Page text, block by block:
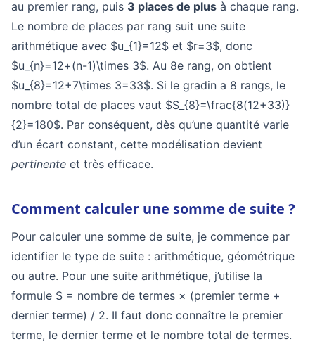
au premier rang, puis 3 places de plus à chaque rang.
Le nombre de places par rang suit une suite
arithmétique avec $u_{1}=12$ et $r=3$, donc
$u_{n}=12+(n-1)\times 3$. Au 8e rang, on obtient
$u_{8}=12+7\times 3=33$. Si le gradin a 8 rangs, le
nombre total de places vaut $S_{8}=\frac{8(12+33)}
{2}=180$. Par conséquent, dès qu’une quantité varie
d’un écart constant, cette modélisation devient
pertinente et très efficace.
Comment calculer une somme de suite ?
Pour calculer une somme de suite, je commence par
identifier le type de suite : arithmétique, géométrique
ou autre. Pour une suite arithmétique, j’utilise la
formule S = nombre de termes × (premier terme +
dernier terme) / 2. Il faut donc connaître le premier
terme, le dernier terme et le nombre total de termes.